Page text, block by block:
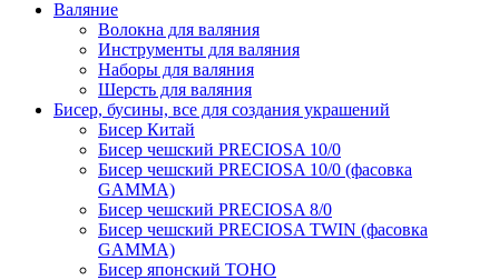
Валяние
Волокна для валяния
Инструменты для валяния
Наборы для валяния
Шерсть для валяния
Бисер, бусины, все для создания украшений
Бисер Китай
Бисер чешский PRECIOSA 10/0
Бисер чешский PRECIOSA 10/0 (фасовка
GAMMA)
Бисер чешский PRECIOSA 8/0
Бисер чешский PRECIOSA TWIN (фасовка
GAMMA)
Бисер японский TOHO